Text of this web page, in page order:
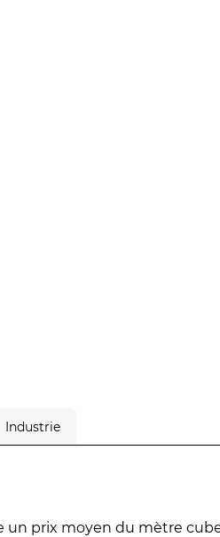
Industrie
un prix moyen du mètre